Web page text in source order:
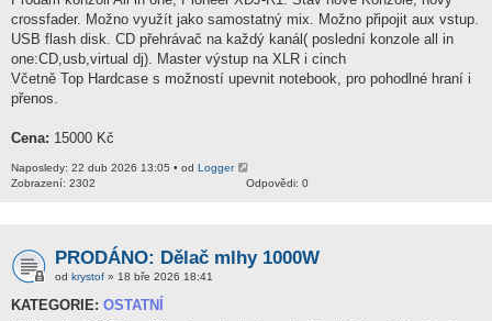
crossfader. Možno využít jako samostatný mix. Možno připojit aux vstup.
USB flash disk. CD přehrávač na každý kanál( poslední konzole all in
one:CD,usb,virtual dj). Master výstup na XLR i cinch
Včetně Top Hardcase s možností upevnit notebook, pro pohodlné hraní i
přenos.
Cena: 15000 Kč
Naposledy: 22 dub 2026 13:05 • od Logger
Odpovědi: 0
Zobrazení: 2302
PRODÁNO: Dělač mlhy 1000W
od krystof » 18 bře 2026 18:41
KATEGORIE: OSTATNÍ